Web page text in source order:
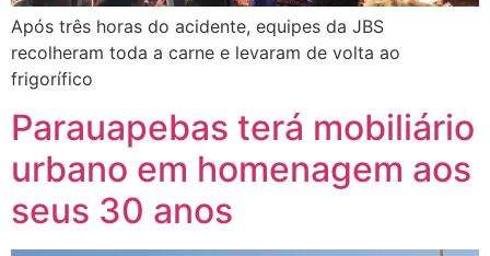
Após três horas do acidente, equipes da JBS
recolheram toda a carne e levaram de volta ao
frigorífico
Parauapebas terá mobiliário
urbano em homenagem aos
seus 30 anos